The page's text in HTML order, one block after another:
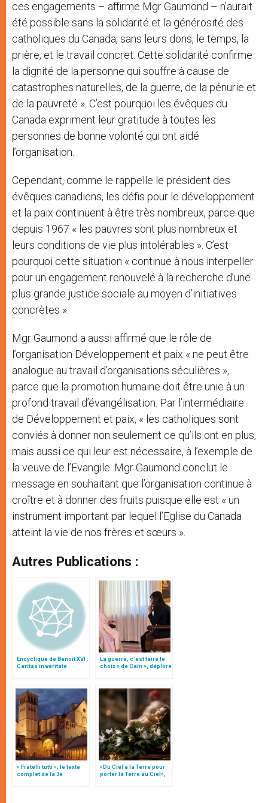
ces engagements – affirme Mgr Gaumond – n’aurait
été possible sans la solidarité et la générosité des
catholiques du Canada, sans leurs dons, le temps, la
prière, et le travail concret. Cette solidarité confirme
la dignité de la personne qui souffre à cause de
catastrophes naturelles, de la guerre, de la pénurie et
de la pauvreté ». C’est pourquoi les évêques du
Canada expriment leur gratitude à toutes les
personnes de bonne volonté qui ont aidé
l’organisation.
Cependant, comme le rappelle le président des
évêques canadiens, les défis pour le développement
et la paix continuent à être très nombreux, parce que
depuis 1967 « les pauvres sont plus nombreux et
leurs conditions de vie plus intolérables ». C’est
pourquoi cette situation « continue à nous interpeller
pour un engagement renouvelé à la recherche d’une
plus grande justice sociale au moyen d’initiatives
concrètes ».
Mgr Gaumond a aussi affirmé que le rôle de
l’organisation Développement et paix « ne peut être
analogue au travail d’organisations séculières »,
parce que la promotion humaine doit être unie à un
profond travail d’évangélisation. Par l’intermédiaire
de Développement et paix, « les catholiques sont
conviés à donner non seulement ce qu’ils ont en plus,
mais aussi ce qui leur est nécessaire, à l’exemple de
la veuve de l’Evangile. Mgr Gaumond conclut le
message en souhaitant que l’organisation continue à
croître et à donner des fruits puisque elle est « un
instrument important par lequel l’Eglise du Canada
atteint la vie de nos frères et sœurs ».
Autres Publications :
Encyclique de Benoît XVI :
Caritas in veritate
La guerre, c’est faire le
choix « de Caïn », déplore
« Fratelli tutti »: le texte
complet de la 3e
«Du Ciel à la Terre pour
porter la Terre au Ciel»,